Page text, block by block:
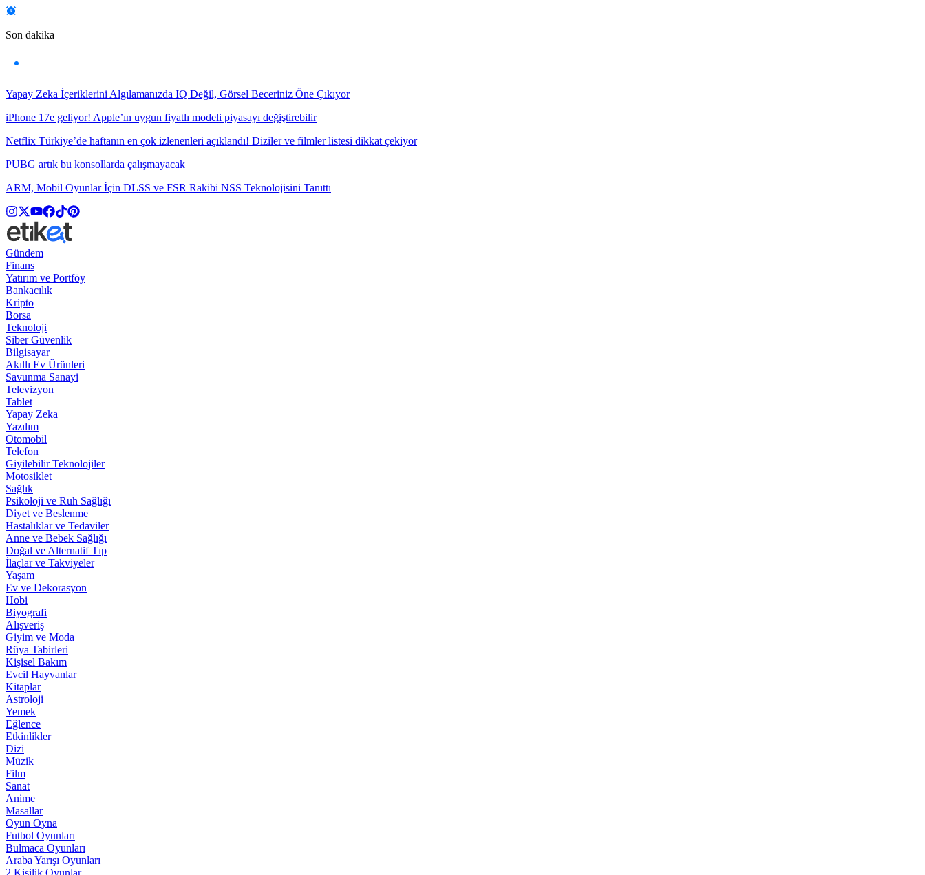
Son dakika
Yapay Zeka İçeriklerini Algılamanızda IQ Değil, Görsel Beceriniz Öne Çıkıyor
iPhone 17e geliyor! Apple’ın uygun fiyatlı modeli piyasayı değiştirebilir
Netflix Türkiye’de haftanın en çok izlenenleri açıklandı! Diziler ve filmler listesi dikkat çekiyor
PUBG artık bu konsollarda çalışmayacak
ARM, Mobil Oyunlar İçin DLSS ve FSR Rakibi NSS Teknolojisini Tanıttı
Gündem
Finans
Yatırım ve Portföy
Bankacılık
Kripto
Borsa
Teknoloji
Siber Güvenlik
Bilgisayar
Akıllı Ev Ürünleri
Savunma Sanayi
Televizyon
Tablet
Yapay Zeka
Yazılım
Otomobil
Telefon
Giyilebilir Teknolojiler
Motosiklet
Sağlık
Psikoloji ve Ruh Sağlığı
Diyet ve Beslenme
Hastalıklar ve Tedaviler
Anne ve Bebek Sağlığı
Doğal ve Alternatif Tıp
İlaçlar ve Takviyeler
Yaşam
Ev ve Dekorasyon
Hobi
Biyografi
Alışveriş
Giyim ve Moda
Rüya Tabirleri
Kişisel Bakım
Evcil Hayvanlar
Kitaplar
Astroloji
Yemek
Eğlence
Etkinlikler
Dizi
Müzik
Film
Sanat
Anime
Masallar
Oyun Oyna
Futbol Oyunları
Bulmaca Oyunları
Araba Yarışı Oyunları
2 Kişilik Oyunlar